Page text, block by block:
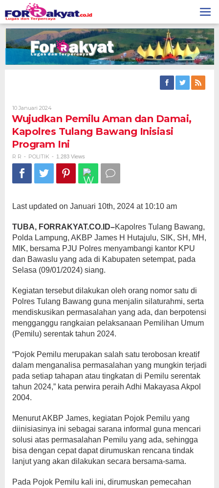
to
content
10 Januari 2024Oleh
R
Wujudkan Pemilu Aman dan Damai,
Kapolres Tulang Bawang Inisiasi
Program Ini
R R - POLITIK - 1.283 Views
Last updated on Januari 10th, 2024 at 10:10 am
TUBA, FORRAKYAT.CO.ID–Kapolres Tulang Bawang,
Polda Lampung, AKBP James H Hutajulu, SIK, SH, MH,
MIK, bersama PJU Polres menyambangi kantor KPU
dan Bawaslu yang ada di Kabupaten setempat, pada
Selasa (09/01/2024) siang.
Kegiatan tersebut dilakukan oleh orang nomor satu di
Polres Tulang Bawang guna menjalin silaturahmi, serta
mendiskusikan permasalahan yang ada, dan berpotensi
mengganggu rangkaian pelaksanaan Pemilihan Umum
(Pemilu) serentak tahun 2024.
“Pojok Pemilu merupakan salah satu terobosan kreatif
dalam menganalisa permasalahan yang mungkin terjadi
pada setiap tahapan atau tingkatan di Pemilu serentak
tahun 2024,” kata perwira peraih Adhi Makayasa Akpol
2004.
Menurut AKBP James, kegiatan Pojok Pemilu yang
diinisiasinya ini sebagai sarana informal guna mencari
solusi atas permasalahan Pemilu yang ada, sehingga
bisa dengan cepat dapat dirumuskan rencana tindak
lanjut yang akan dilakukan secara bersama-sama.
Pada Pojok Pemilu kali ini, dirumuskan pemecahan